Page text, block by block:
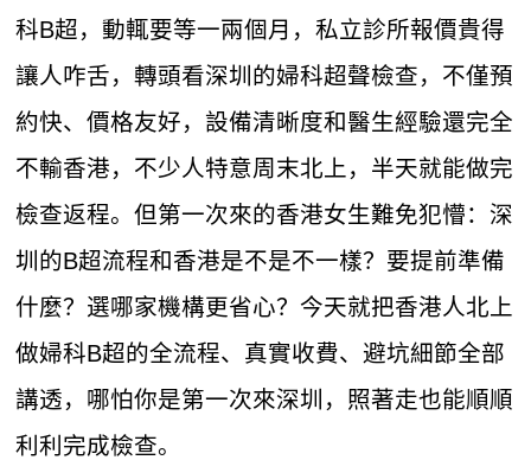
科B超，動輒要等一兩個月，私立診所報價貴得
讓人咋舌，轉頭看深圳的婦科超聲檢查，不僅預
約快、價格友好，設備清晰度和醫生經驗還完全
不輸香港，不少人特意周末北上，半天就能做完
檢查返程。但第一次來的香港女生難免犯懵：深
圳的B超流程和香港是不是不一樣？要提前準備
什麼？選哪家機構更省心？今天就把香港人北上
做婦科B超的全流程、真實收費、避坑細節全部
講透，哪怕你是第一次來深圳，照著走也能順順
利利完成檢查。